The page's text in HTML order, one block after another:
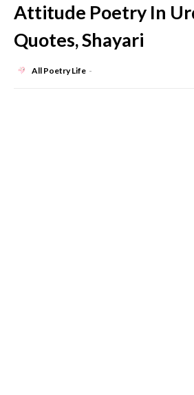
Attitude Poetry In
Quotes, Shayari
All Poetry Life